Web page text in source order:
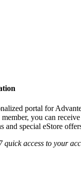
portal for
you can
and special eStore
quick access to your